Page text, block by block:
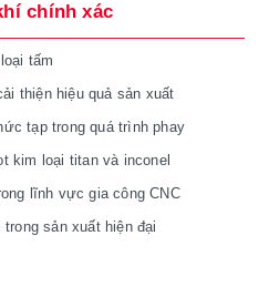
chính xác
tấm
thiện hiệu quả sản xuất
tạp trong quá trình phay
kim loại titan và inconel
lĩnh vực gia công CNC
sản xuất hiện đại